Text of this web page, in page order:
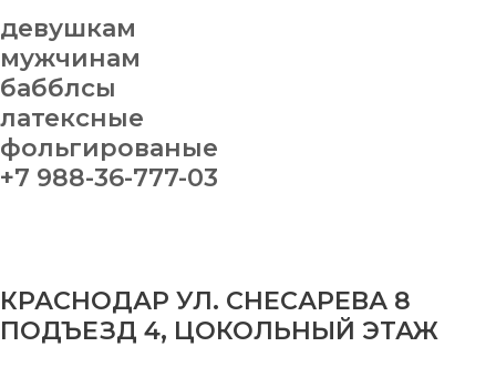
девушкам
мужчинам
бабблсы
латексные
фольгированые
+7 988-36-777-03
КРАСНОДАР УЛ. СНЕСАРЕВА 8
ПОДЪЕЗД 4, ЦОКОЛЬНЫЙ ЭТАЖ